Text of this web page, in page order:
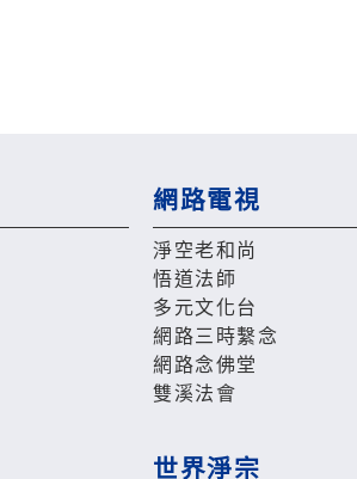
網路電視
淨空老和尚
悟道法師
多元文化台
網路三時繫念
網路念佛堂
雙溪法會
世界淨宗